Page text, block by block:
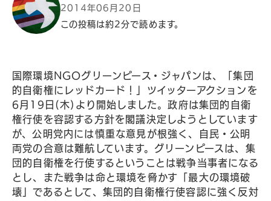
2014年06月20日
この投稿は約2分で読めます。
国際環境NGOグリーンピース・ジャパンは、「集団
的自衛権にレッドカード！」ツイッターアクションを
6月19日(木)より開始しました。政府は集団的自衛
権行使を容認する方針を閣議決定しようとしています
が、公明党内には慎重な意見が根強く、自民・公明
両党の合意は難航しています。グリーンピースは、集
団的自衛権を行使するということは戦争当事者になる
とし、また戦争は命と環境を脅かす「最大の環境破
壊」であるとして、集団的自衛権行使容認に強く反対